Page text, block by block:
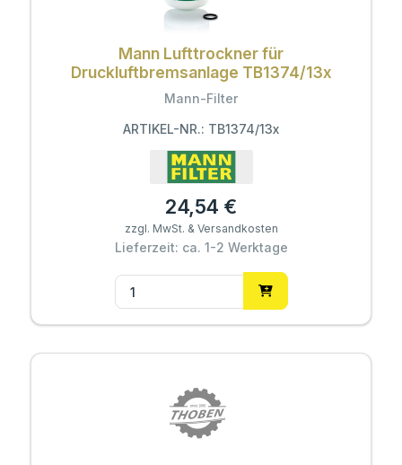
Mann Lufttrockner für
Druckluftbremsanlage TB1374/13x
Mann-Filter
ARTIKEL-NR.: TB1374/13x
24,54 €
zzgl. MwSt. & Versandkosten
Lieferzeit: ca. 1-2 Werktage